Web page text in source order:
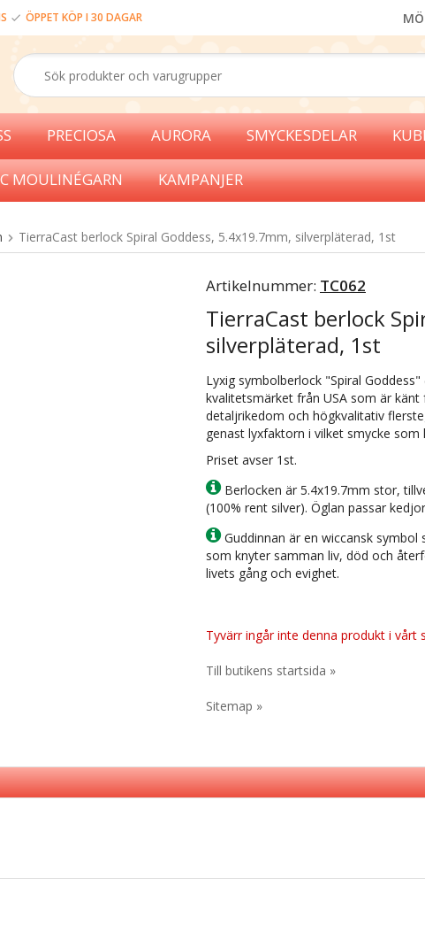
ÖPPET KÖP I 30 DAGAR
PRECIOSA AURORA SMYCKESDELAR
MOULINÉGARN KAMPANJER
TierraCast berlock Spiral Goddess, 5.4x19.7mm, silverpläterad, 1st
Artikelnummer: TC062
TierraCast berlock
silverpläterad, 1st
Lyxig symbolberlock "Spiral
kvalitetsmärket från USA som är
detaljrikedom och högkvalitativ
genast lyxfaktorn i vilket smycke som
Priset avser 1st.
Berlocken är 5.4x19.7mm stor,
(100% rent silver). Öglan passar
Guddinnan är en wiccansk
som knyter samman liv, död och
livets gång och evighet.
Tyvärr ingår inte denna produkt i
Till butikens startsida »
Sitemap »